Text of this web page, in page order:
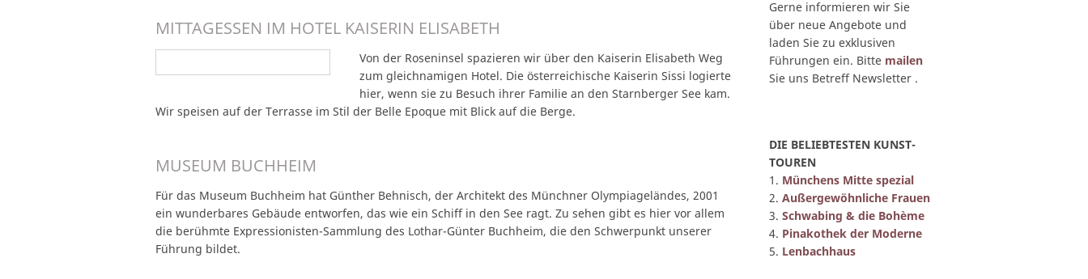
MITTAGESSEN IM HOTEL KAISERIN ELISABETH
Von der Roseninsel spazieren wir über den Kaiserin Elisabeth Weg
zum gleichnamigen Hotel. Die österreichische Kaiserin Sissi logierte
hier, wenn sie zu Besuch ihrer Familie an den Starnberger See kam.
Wir speisen auf der Terrasse im Stil der Belle Epoque mit Blick auf die Berge.
MUSEUM BUCHHEIM
Für das Museum Buchheim hat Günther Behnisch, der Architekt des Münchner Olympiageländes, 2001
ein wunderbares Gebäude entworfen, das wie ein Schiff in den See ragt. Zu sehen gibt es hier vor allem
die berühmte Expressionisten-Sammlung des Lothar-Günter Buchheim, die den Schwerpunkt unserer
Führung bildet.
Gerne informieren wir Sie
über neue Angebote und
laden Sie zu exklusiven
Führungen ein. Bitte mailen
Sie uns Betreff Newsletter .
DIE BELIEBTESTEN KUNST-
TOUREN
1. Münchens Mitte spezial
2.Außergewöhnliche Frauen
3.Schwabing & die Bohème
4. Pinakothek der Moderne
5. Lenbachhaus